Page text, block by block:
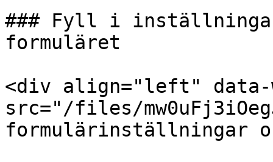
### Fyll i
formuläret
<div align="left" data-
src="/files/
formulärinställningar